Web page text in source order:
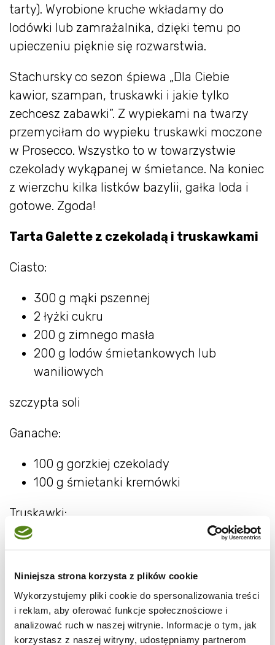
Niniejsza strona korzysta z plików cookie
Wykorzystujemy pliki cookie do spersonalizowania treści
i reklam, aby oferować funkcje społecznościowe i
analizować ruch w naszej witrynie. Informacje o tym, jak
korzystasz z naszej witryny, udostępniamy partnerom
tarty). Wyrobione kruche wkładamy do
lodówki lub zamrażalnika, dzięki temu po
upieczeniu pięknie się rozwarstwia.
Stachursky co sezon śpiewa „Dla Ciebie
kawior, szampan, truskawki i jakie tylko
zechcesz zabawki”. Z wypiekami na twarzy
przemyciłam do wypieku truskawki moczone
w Prosecco. Wszystko to w towarzystwie
czekolady wykąpanej w śmietance. Na koniec
z wierzchu kilka listków bazylii, gałka loda i
gotowe. Zgoda!
Tarta Galette z czekoladą i truskawkami
Ciasto:
300 g mąki pszennej
2 łyżki cukru
200 g zimnego masła
200 g lodów śmietankowych lub
waniliowych
szczypta soli
Ganache:
100 g gorzkiej czekolady
100 g śmietanki kremówki
Truskawki:
300 g truskawek + 50 g do ozdoby
2 łyżki cukru
2 łyżki kaszy manny lub łyżka mąki
ziemniaczanej